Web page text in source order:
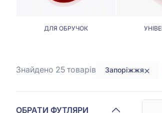
ДЛЯ ОБРУЧОК
Знайдено 25 товарів Запоріжжя
ОБРАТИ ФУТЛЯРИ